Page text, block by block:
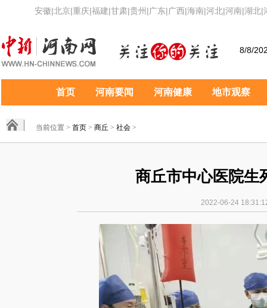
安徽|北京|重庆|福建|甘肃|贵州 |广东|广西|海南|河北|河南|湖北|
8/8/
首页 河南要闻 河南健康 地市观察
当前位置 > 首页 > 商丘 > 社会 >
商丘市中心医院生
2022-06-24